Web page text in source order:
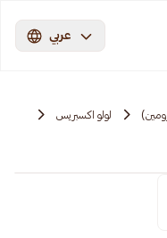
عربي
لولو اكسبريس